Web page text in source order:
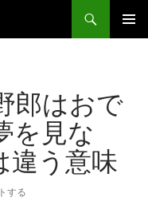
郎はおで
を見な
違う意味
する